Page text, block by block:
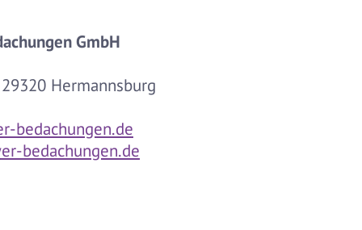
GmbH
Hermannsburg
bedachungen.de
bedachungen.de